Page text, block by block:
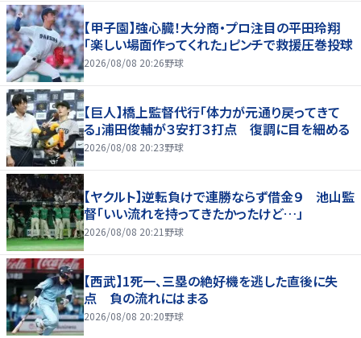
【甲子園】強心臓！大分商・プロ注目の平田玲翔
「楽しい場面作ってくれた」ピンチで救援圧巻投球
2026/08/08 20:26野球
【巨人】橋上監督代行「体力が元通り戻ってきて
る」浦田俊輔が３安打３打点 復調に目を細める
2026/08/08 20:23野球
【ヤクルト】逆転負けで連勝ならず借金９ 池山監
督「いい流れを持ってきたかったけど…」
2026/08/08 20:21野球
【西武】1死一、三塁の絶好機を逃した直後に失
点 負の流れにはまる
2026/08/08 20:20野球